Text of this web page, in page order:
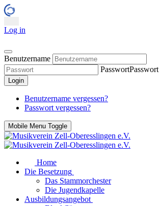
Log in
Benutzername
Passwort
Login
Benutzername vergessen?
Passwort vergessen?
Mobile Menu Toggle
Home
Die Besetzung
Das Stammorchester
Die Jugendkapelle
Ausbildungsangebot